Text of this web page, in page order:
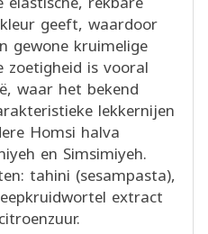
geeft, waardoor
gewone kruimelige
zoetigheid is vooral
waar het bekend
lekkernijen
Homsi halva
en Simsimiyeh.
tahini (sesampasta),
extract